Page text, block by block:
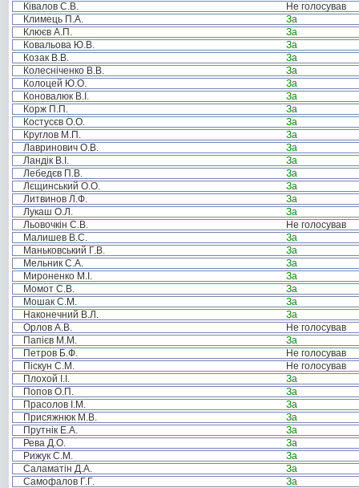
Ківалов С.В.
Не голосував
Климець П.А.
За
Клюєв А.П.
За
Ковальова Ю.В.
За
Козак В.В.
За
Колесніченко В.В.
За
Колоцей Ю.О.
За
Коновалюк В.І.
За
Корж П.П.
За
Костусєв О.О.
За
Круглов М.П.
За
Лавринович О.В.
За
Ландік В.І.
За
Лебедєв П.В.
За
Лєщинський О.О.
За
Литвинов Л.Ф.
За
Лукаш О.Л.
За
Льовочкін С.В.
Не голосував
Малишев В.С.
За
Маньковський Г.В.
За
Мельник С.А.
За
Мироненко М.І.
За
Момот С.В.
За
Мошак С.М.
За
Наконечний В.Л.
За
Орлов А.В.
Не голосував
Папієв М.М.
За
Петров Б.Ф.
Не голосував
Піскун С.М.
Не голосував
Плохой І.І.
За
Попов О.П.
За
Прасолов І.М.
За
Присяжнюк М.В.
За
Прутнік Е.А.
За
Рева Д.О.
За
Рижук С.М.
За
Саламатін Д.А.
За
Самофалов Г.Г.
За